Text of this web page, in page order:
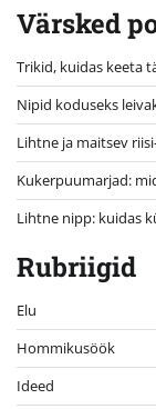
Värsked
Trikid, kuidas keeta
Nipid koduseks
Lihtne ja maitsev
Kukerpuumarjad:
Lihtne nipp: kuidas
Rubriigid
Elu
Hommikusöök
Ideed